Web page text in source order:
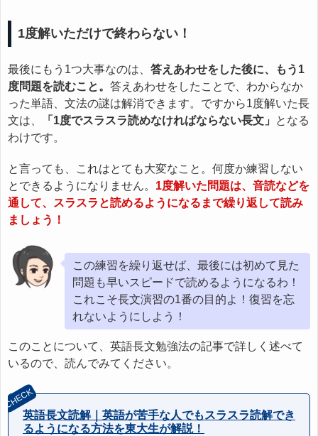
1度解いただけで終わらない！
最後にもう1つ大事なのは、 答えあわせをした後に、もう1
度問題を読むこと。 答えあわせをしたことで、わからなか
った単語、文法の謎は解消できます。ですから1度解いた長
文は、
「1度でスラスラ読めなければならない長文」
となる
わけです。
と言っても、これはとても大変なこと。何度か練習しない
とできるようになりません。 1度解いた問題は、音読などを
通して、スラスラと読めるようになるまで繰り返して読み
ましょう！
この練習を繰り返せば、最後には初めて見た
問題も早いスピードで読めるようになるわ！
これこそ長文演習の1番の目的よ！復習を忘
れないようにしよう！
このことについて、英語長文勉強法の記事で詳しく述べて
いるので、読んでみてください。
英語長文読解｜英語が苦手な人でもスラスラ読解でき
るようになる方法を東大生が解説！